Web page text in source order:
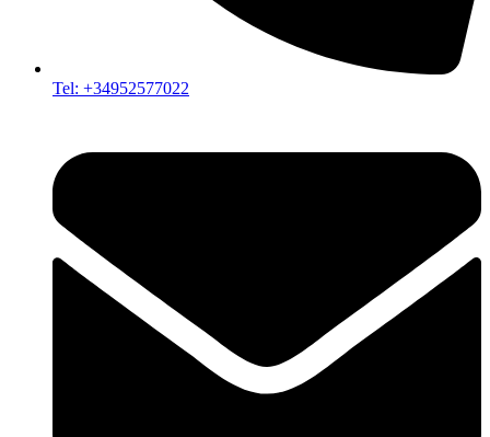
Tel: +34952577022